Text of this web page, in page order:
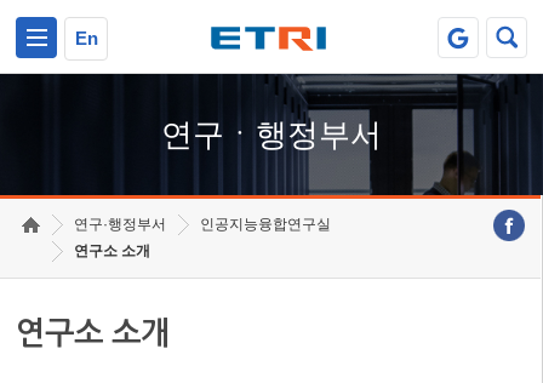
En
연구ㆍ행정부서
연구·행정부서
인공지능융합연구실
연구소 소개
연구소 소개